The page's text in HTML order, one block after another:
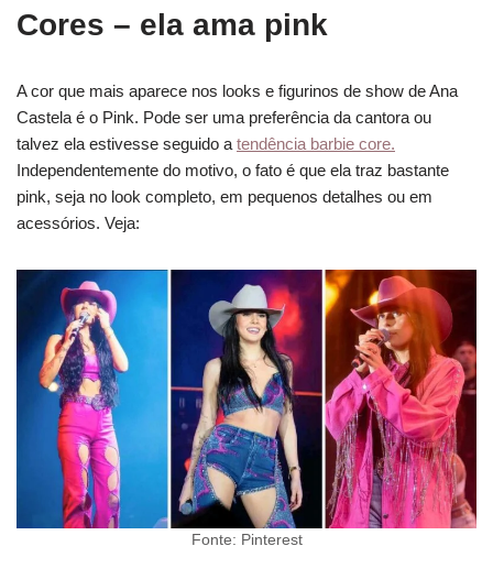
Cores – ela ama pink
A cor que mais aparece nos looks e figurinos de show de Ana
Castela é o Pink. Pode ser uma preferência da cantora ou
talvez ela estivesse seguido a tendência barbie core.
Independentemente do motivo, o fato é que ela traz bastante
pink, seja no look completo, em pequenos detalhes ou em
acessórios. Veja:
Fonte: Pinterest